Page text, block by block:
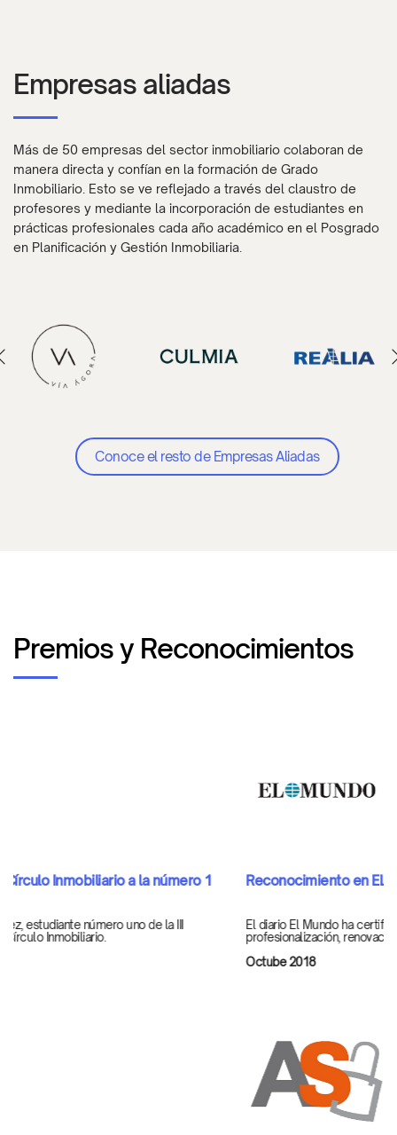
Empresas aliadas
Más de 50 empresas del sector inmobiliario colaboran de
manera directa y confían en la formación de Grado
Inmobiliario. Esto se ve reflejado a través del claustro de
profesores y mediante la incorporación de estudiantes en
prácticas profesionales cada año académico en el Posgrado
en Planificación y Gestión Inmobiliaria.
Conoce el resto de Empresas Aliadas
Premios y Reconocimientos
Reconocimiento en EL MUNDO
El diario El Mundo ha certificado nuestra importancia en la
profesionalización, renovación e innovación del sector inmobiliario.